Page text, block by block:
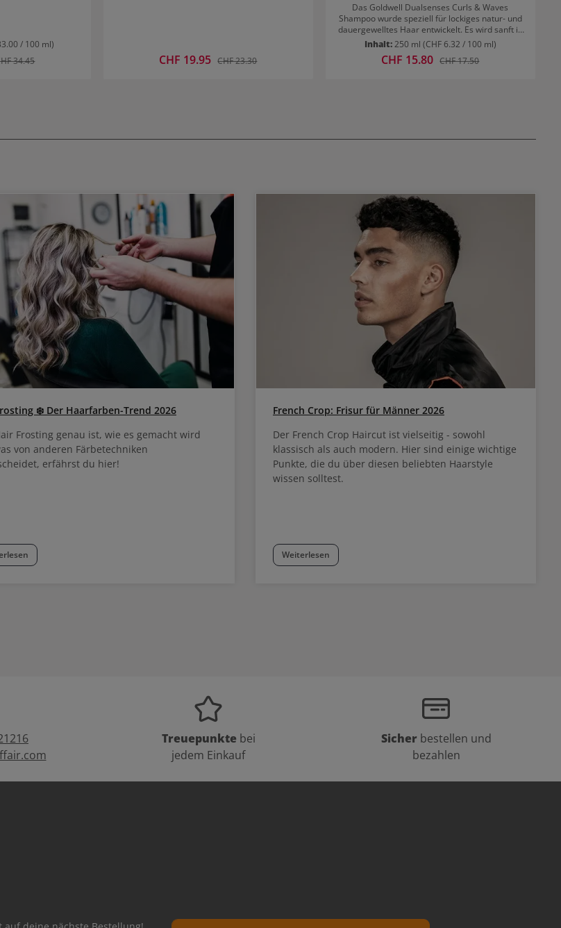
/ 100 ml)
Preis:
34.45 Verkaufspreis:
CHF 19.95 Regulärer Preis:
CHF 23.30
Das Goldwell Dualsenses Curls & Waves
Shampoo wurde speziell für lockiges natur- und
dauergewelltes Haar entwickelt. Es wird sanft in
das nasse Haar einmassiert (bei Bedarf 2 Mal)
und danach sorgfältig ausgespült. Wirkung des
Dualsenses Curls & Waves Shampoos spendet
Inhalt:250 ml (CHF 6.32 / 100 ml)
Verkaufspreis:
CHF 15.80 Regulärer Preis:
CHF 17.50
❄️ Der Haarfarben-Trend 2026
Frosting genau ist, wie es gemacht wird
von anderen Färbetechniken
erfährst du hier!
French Crop: Frisur für Männer 2026
Der French Crop Haircut ist vielseitig - sowohl
klassisch als auch modern. Hier sind einige wichtige
Punkte, die du über diesen beliebten Haarstyle
wissen solltest.
Weiterlesen
Treuepunkte bei
jedem Einkauf
Sicher bestellen und
bezahlen